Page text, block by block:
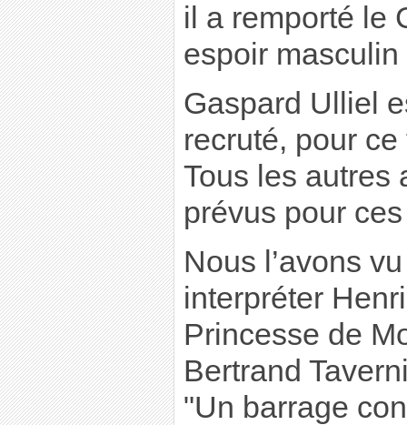
il a remporté le
espoir
Gaspard Ulliel
recruté, pour
Tous les autres
prévus pour
Nous l’avons
interpréter
Princesse de
Bertrand
"Un barrage